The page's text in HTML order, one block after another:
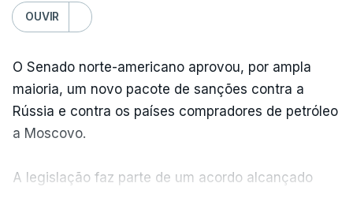
OUVIR
O Senado norte-americano aprovou, por ampla
maioria, um novo pacote de sanções contra a
Rússia e contra os países compradores de petróleo
a Moscovo.
A legislação faz parte de um acordo alcançado